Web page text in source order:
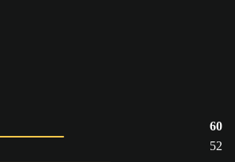
60
52